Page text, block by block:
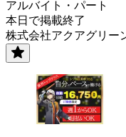
アルバイト・パート
本日で掲載終了
株式会社アクアグリー